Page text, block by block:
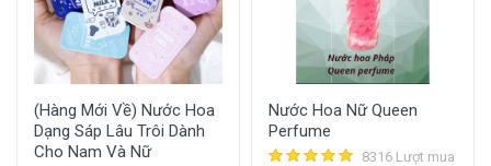
(Hàng Mới Về) Nước Hoa
Dạng Sáp Lâu Trôi Dành
Cho Nam Và Nữ
Nước Hoa Nữ Queen
Perfume
8316 Lượt mua